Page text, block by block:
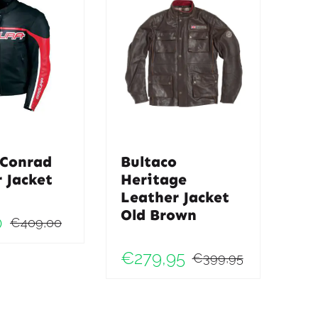
Jacket
€409,00
Bultaco
Heritage
Leather Jacket
Old Brown
€399,95
€279,95